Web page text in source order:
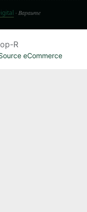
· Bapaume
R
eCommerce